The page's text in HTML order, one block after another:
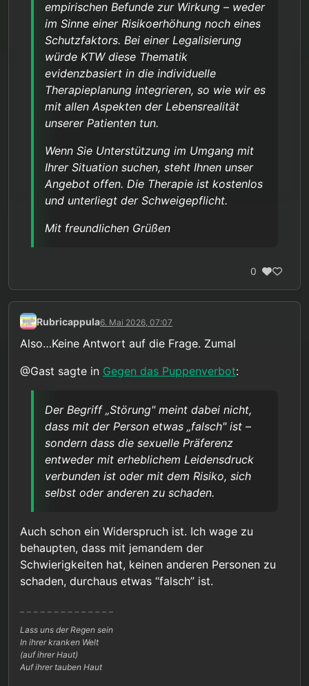
empirischen Befunde zur Wirkung – weder
im Sinne einer Risikoerhöhung noch eines
Schutzfaktors. Bei einer Legalisierung
würde KTW diese Thematik
evidenzbasiert in die individuelle
Therapieplanung integrieren, so wie wir es
mit allen Aspekten der Lebensrealität
unserer Patienten tun.
Wenn Sie Unterstützung im Umgang mit
Ihrer Situation suchen, steht Ihnen unser
Angebot offen. Die Therapie ist kostenlos
und unterliegt der Schweigepflicht.
Mit freundlichen Grüßen
0
Rubricappula6. Mai 2026, 07:07
Also…Keine Antwort auf die Frage. Zumal
@Gast sagte in Gegen das Puppenverbot:
Der Begriff „Störung" meint dabei nicht,
dass mit der Person etwas „falsch" ist –
sondern dass die sexuelle Präferenz
entweder mit erheblichem Leidensdruck
verbunden ist oder mit dem Risiko, sich
selbst oder anderen zu schaden.
Auch schon ein Widerspruch ist. Ich wage zu
behaupten, dass mit jemandem der
Schwierigkeiten hat, keinen anderen Personen zu
schaden, durchaus etwas “falsch” ist.
Lass uns der Regen sein
In ihrer kranken Welt
(auf ihrer Haut)
Auf ihrer tauben Haut